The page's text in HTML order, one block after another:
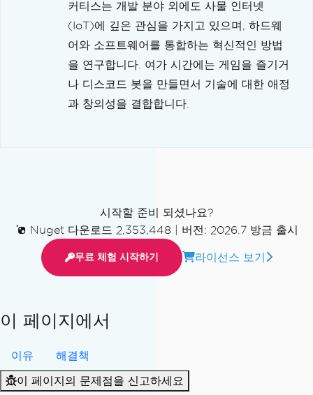
커티스는 개발 분야 외에도 사물 인터넷
(IoT)에 깊은 관심을 가지고 있으며, 하드웨
어와 소프트웨어를 통합하는 혁신적인 방법
을 연구합니다. 여가 시간에는 게임을 즐기거
나 디스코드 봇을 만들면서 기술에 대한 애정
과 창의성을 결합합니다.
시작할 준비 되셨나요?
Nuget 다운로드 2,353,448| 버전: 2026.7 방금 출시
무료 체험 시작하기 라이선스 보기
이 페이지에서
이유 해결책
이 페이지의 문제점을 신고하세요